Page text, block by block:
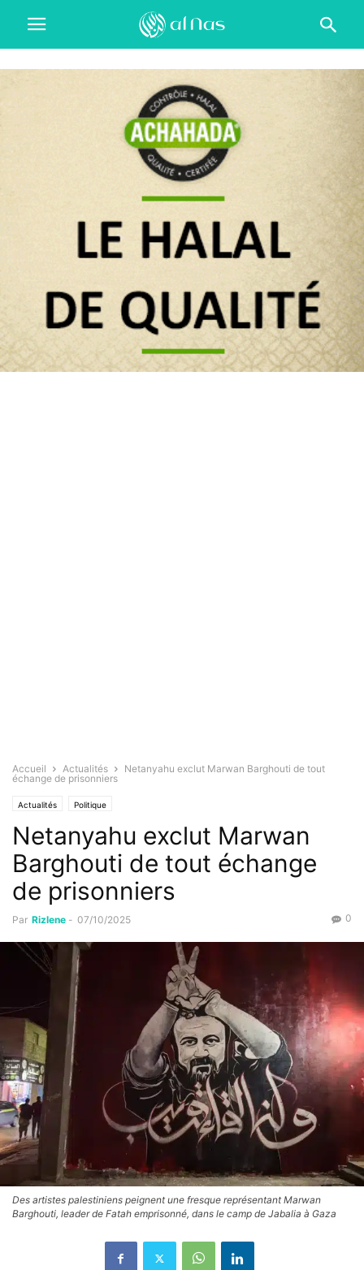
Accueil Actualités
Netanyahu exclut Marwan Barghouti de tout
échange de prisonniers
Actualités Politique
Netanyahu exclut Marwan
Barghouti de tout échange
de prisonniers
Par Rizlene - 07/10/2025 0
Des artistes palestiniens peignent une fresque représentant Marwan
Barghouti, leader de Fatah emprisonné, dans le camp de Jabalia à Gaza